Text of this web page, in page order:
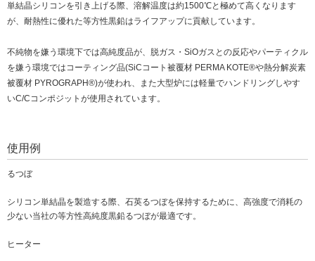
単結晶シリコンを引き上げる際、溶解温度は約1500℃と極めて高くなります
が、耐熱性に優れた等方性黒鉛はライフアップに貢献しています。
不純物を嫌う環境下では高純度品が、脱ガス・SiOガスとの反応やパーティクル
を嫌う環境ではコーティング品(SiCコート被覆材 PERMA KOTE®や熱分解炭素
被覆材 PYROGRAPH®)が使われ、また大型炉には軽量でハンドリングしやす
いC/Cコンポジットが使用されています。
使用例
るつぼ
シリコン単結晶を製造する際、石英るつぼを保持するために、高強度で消耗の
少ない当社の等方性高純度黒鉛るつぼが最適です。
ヒーター